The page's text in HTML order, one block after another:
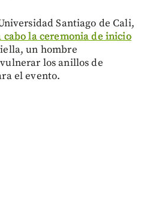
Santiago de Cali,
la ceremonia de inicio
un hombre
los anillos de
el evento.